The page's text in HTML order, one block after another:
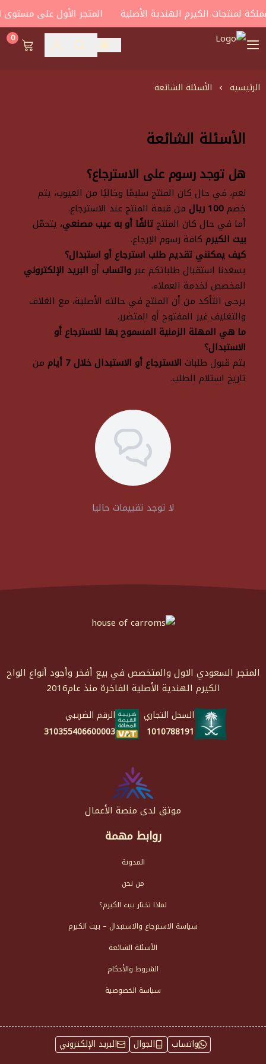
لمنتجات الكيرم الهندية الأصلية المتجر الأول على مستوى
0
الرئيسية الأسئلة الشائعة
الأسئلة الشائعة
هل توجد رسوم على الاسترجاع؟
نعم، في حال كان المنتج سليمًا وخاليًا من العيوب، يتم
خصم100 ريال
من قيمة المنتج عند الاسترجاع.
أما في حال كان المنتجتالفًا أو به عيب مصنعي، يتحمّل
بيت الكيرم كافة رسوم الإرجاع.
كيف يمكنني تقديم طلب استرجاع أو استبدال؟
يسعدنا استقبال طلباتكم عبرواتساب أو البريد الإلكتروني
المخصص لخدمة العملاء.
يرجى التأكد من أن المنتج في حالته الأصلية، مع الغلاف
والتغليف غير المفتوح أو المتضرر.
ما هي المهلة الزمنية المسموح بها للاسترجاع أو
الاستبدال؟
يتم قبول طلبات الاسترجاع أو الاستبدال خلال 7 أيام
من
تاريخ استلام الطلب.
لا توجد تقييمات حاليا
روابط مهمة
المدونة
من نحن
لماذا تختار بيت الكيرم؟
سياسة الاسترجاع والاستبدال – بيت الكيرم
الأسئلة الشائعة
الشروط والأحكام
سياسة الخصوصية
المتجر السعودي الاول والمتخصص في بيع أفخر وأجود أنواع الواح
الكيرم الهندية الأصلية الفاخرة منذ عام2016
السجل التجاري
1010788191
الرقم الضريبي
310355406600003
موثق لدى منصة الأعمال
واتساب الجوال البريد الإلكتروني